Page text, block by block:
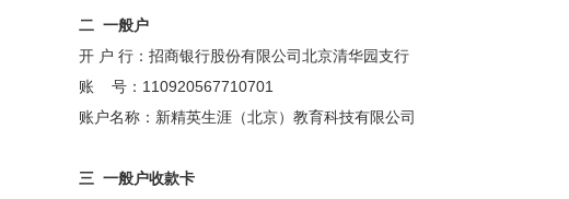
二 一般户
开 户 行：招商银行股份有限公司北京清华园支行
账 号：110920567710701
账户名称：新精英生涯（北京）教育科技有限公司
三 一般户收款卡